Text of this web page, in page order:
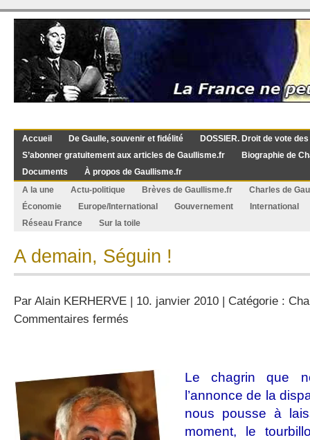
Accueil De Gaulle, souvenir et fidélité
DOSSIER. Droit de vote
S’abonner gratuitement aux articles de Gaullisme.fr
Biographie de
Documents
À propos de Gaullisme.fr
A la une
Actu-politique Brèves de Gaullisme.fr
Charles de
Économie
Europe/International Gouvernement
International
Réseau France
Sur la toile
A demain, Séguin !
Par Alain KERHERVE | 10. janvier 2010 | Catégorie :
Commentaires fermés
Le chagrin que
l’annonce de la
nous pousse à
moment, le